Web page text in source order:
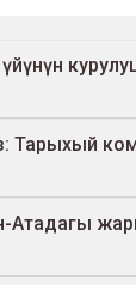
Тарыхый
Атадагы